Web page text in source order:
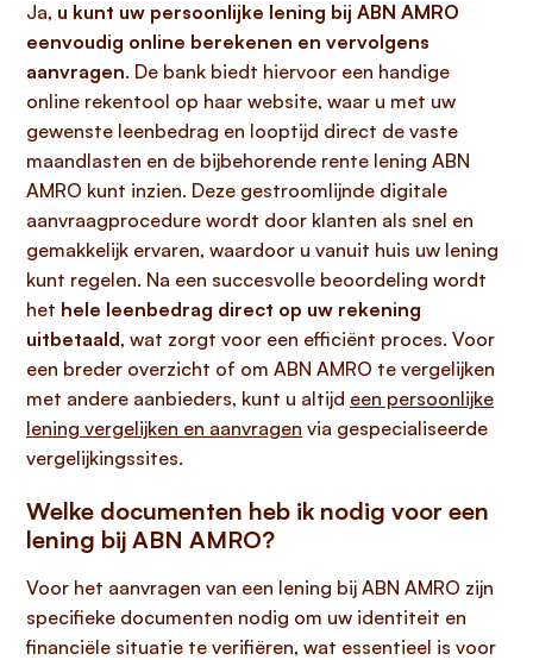
Ja, u kunt uw persoonlijke lening bij ABN AMRO
eenvoudig online berekenen en vervolgens
aanvragen. De bank biedt hiervoor een handige
online rekentool op haar website, waar u met uw
gewenste leenbedrag en looptijd direct de vaste
maandlasten en de bijbehorende rente lening ABN
AMRO kunt inzien. Deze gestroomlijnde digitale
aanvraagprocedure wordt door klanten als snel en
gemakkelijk ervaren, waardoor u vanuit huis uw lening
kunt regelen. Na een succesvolle beoordeling wordt
het hele leenbedrag direct op uw rekening
uitbetaald, wat zorgt voor een efficiënt proces. Voor
een breder overzicht of om ABN AMRO te vergelijken
met andere aanbieders, kunt u altijd een persoonlijke
lening vergelijken en aanvragen via gespecialiseerde
vergelijkingssites.
Welke documenten heb ik nodig voor een
lening bij ABN AMRO?
Voor het aanvragen van een lening bij ABN AMRO zijn
specifieke documenten nodig om uw identiteit en
financiële situatie te verifiëren, wat essentieel is voor